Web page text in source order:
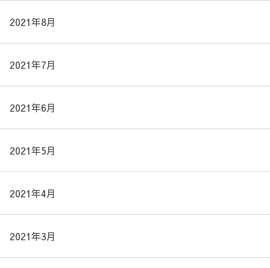
2021年8月
2021年7月
2021年6月
2021年5月
2021年4月
2021年3月